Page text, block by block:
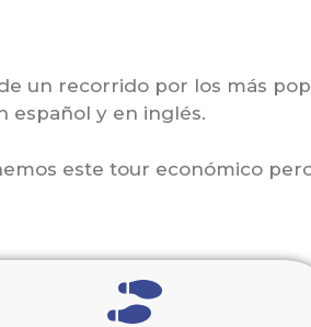
un recorrido por los más
español y en inglés.
este tour económico